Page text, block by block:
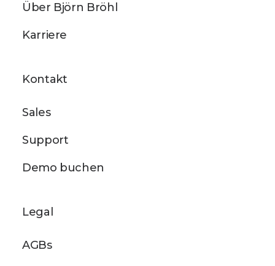
Über Björn Bröhl
Karriere
Kontakt
Sales
Support
Demo buchen
Legal
AGBs